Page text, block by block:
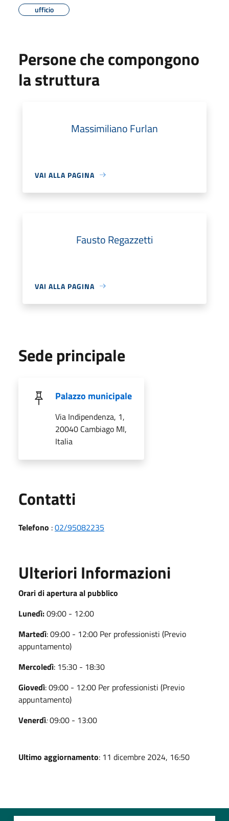
ufficio
Persone che compongono
la struttura
Massimiliano Furlan
VAI ALLA PAGINA
Fausto Regazzetti
VAI ALLA PAGINA
Sede principale
Palazzo municipale
Via Indipendenza, 1,
20040 Cambiago MI,
Italia
Contatti
Telefono :02/95082235
Ulteriori Informazioni
Orari di apertura al pubblico
Lunedì:09:00 - 12:00
Martedì: 09:00 - 12:00 Per professionisti (Previo
appuntamento)
Mercoledì: 15:30 - 18:30
Giovedì: 09:00 - 12:00 Per professionisti (Previo
appuntamento)
Venerdì:09:00 - 13:00
Ultimo aggiornamento: 11 dicembre 2024, 16:50